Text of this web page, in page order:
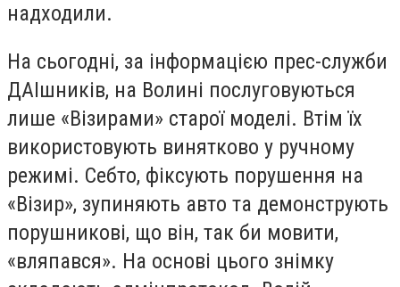
надходили.
На сьогодні, за інформацією прес-служби
ДАІшників, на Волині послуговуються
лише «Візирами» старої моделі. Втім їх
використовують винятково у ручному
режимі. Себто, фіксують порушення на
«Візир», зупиняють авто та демонструють
порушникові, що він, так би мовити,
«вляпався». На основі цього знімку